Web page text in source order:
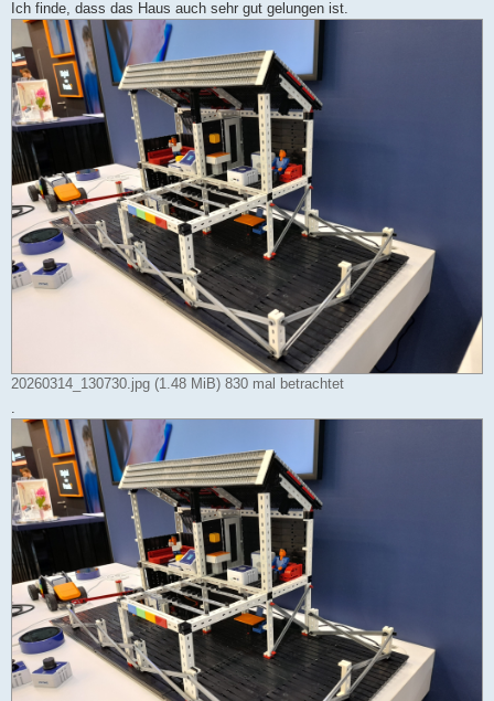
Ich finde, dass das Haus auch sehr gut gelungen ist.
20260314_130730.jpg (1.48 MiB) 830 mal betrachtet